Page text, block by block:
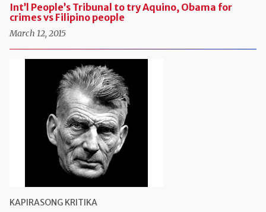
Int’l People’s Tribunal to try Aquino, Obama for
crimes vs Filipino people
March 12, 2015
KAPIRASONG KRITIKA